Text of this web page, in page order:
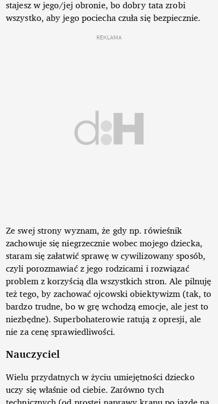
stajesz w jego/jej obronie, bo dobry tata zrobi
wszystko, aby jego pociecha czuła się bezpiecznie.
REKLAMA
Ze swej strony wyznam, że gdy np. rówieśnik
zachowuje się niegrzecznie wobec mojego dziecka,
staram się załatwić sprawę w cywilizowany sposób,
czyli porozmawiać z jego rodzicami i rozwiązać
problem z korzyścią dla wszystkich stron. Ale pilnuję
też tego, by zachować ojcowski obiektywizm (tak, to
bardzo trudne, bo w grę wchodzą emocje, ale jest to
niezbędne). Superbohaterowie ratują z opresji, ale
nie za cenę sprawiedliwości.
Nauczyciel
Wielu przydatnych w życiu umiejętności dziecko
uczy się właśnie od ciebie. Zarówno tych